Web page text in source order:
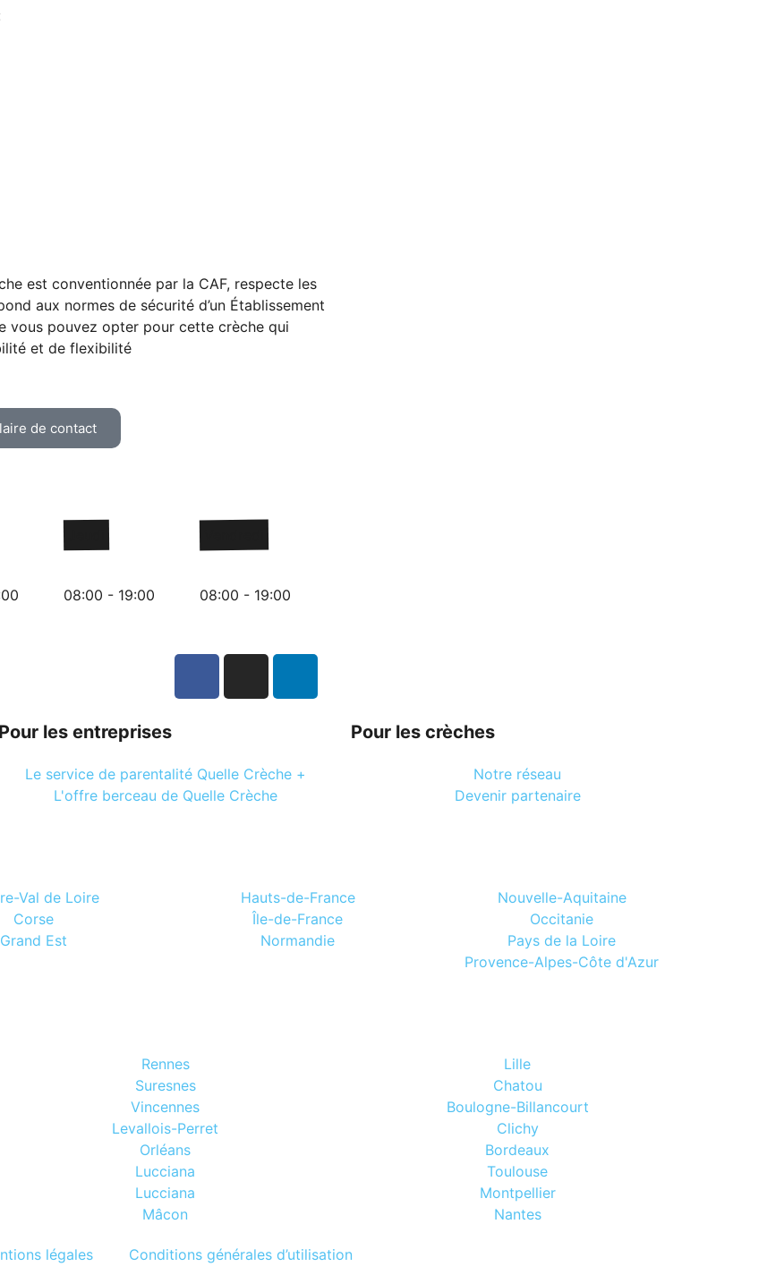
est conventionnée par la CAF, respecte les
aux normes de sécurité d’un Établissement
vous pouvez opter pour cette crèche qui
et de flexibilité
de contact
08:00 - 19:00 08:00 - 19:00
Pour les entreprises
Le service de parentalité Quelle Crèche +
L'offre berceau de Quelle Crèche
Pour les crèches
Notre réseau
Devenir partenaire
Val de Loire
Corse
Grand Est
Hauts-de-France
Île-de-France
Normandie
Nouvelle-Aquitaine
Occitanie
Pays de la Loire
Provence-Alpes-Côte d'Azur
Rennes
Suresnes
Vincennes
Levallois-Perret
Orléans
Lucciana
Lucciana
Mâcon
Lille
Chatou
Boulogne-Billancourt
Clichy
Bordeaux
Toulouse
Montpellier
Nantes
légales Conditions générales d’utilisation